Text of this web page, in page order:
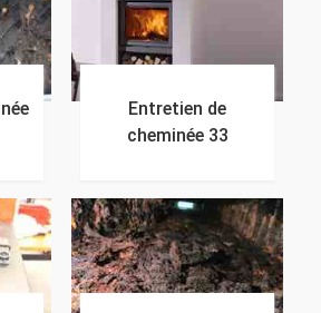
Entretien de
cheminée 33